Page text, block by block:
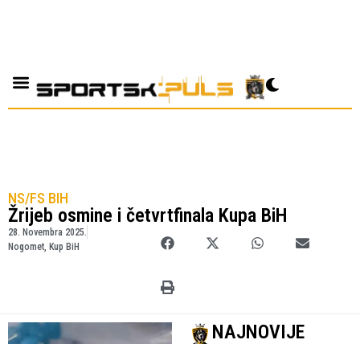
NS/FS BIH
Žrijeb osmine i četvrtfinala Kupa BiH
28. Novembra 2025.
Nogomet, Kup BiH
NAJNOVIJE